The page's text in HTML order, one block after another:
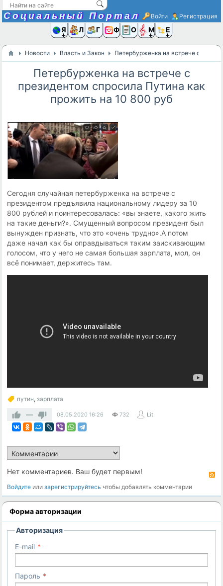
Социальный Портал Войти Регистрация
Я иЛюди
Группы
Фото Ещё
Новости Власть и Закон Петербурженка на встрече с
Петербурженка на встрече с
президентом спросила Путина как
прожить на 10 800 руб
Сегодня случайная петербурженка на встрече с
президентом предъявила национальному лидеру за 10
800 рублей и поинтересовалась: «вы знаете, какого жить
на такие деньги?». Смущенный вопросом президент был
вынужден признать, что это «очень трудно».А потом
даже начал как бы оправдываться таким заискивающим
голосом, что у него не самая большая зарплата, мол, он
всё понимает, держитесь там.
путин,зарплата
— 08.05.2020 16:26 732 Lit
Нет комментариев. Ваш будет первым!
Войдите илизарегистрируйтесь чтобы добавлять комментарии
Форма авторизации
Авторизация
E-mail
Пароль